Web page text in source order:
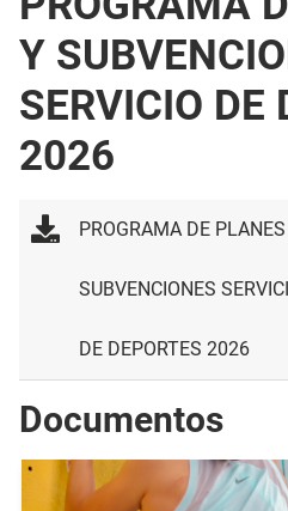
Y
SERVICIO DE
2026
PROGRAMA DE
SUBVENCIONES
DE DEPORTES 2026
Documentos